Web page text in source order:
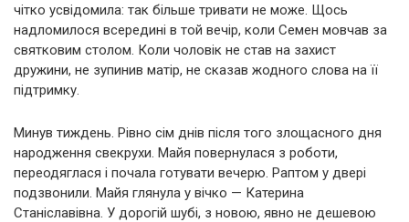
чітко усвідомила: так більше тривати не може. Щось
надломилося всередині в той вечір, коли Семен мовчав за
святковим столом. Коли чоловік не став на захист
дружини, не зупинив матір, не сказав жодного слова на її
підтримку.
Минув тиждень. Рівно сім днів після того злощасного дня
народження свекрухи. Майя повернулася з роботи,
переодяглася і почала готувати вечерю. Раптом у двері
подзвонили. Майя глянула у вічко — Катерина
Станіславівна. У дорогій шубі, з новою, явно не дешевою